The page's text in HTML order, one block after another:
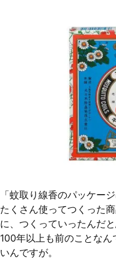
「蚊取り線香のパッケー
たくさん使ってつくった
に、つくっていったんだと
100年以上も前のことな
いんですが。